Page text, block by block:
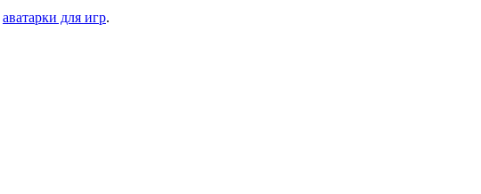
аватарки для игр.